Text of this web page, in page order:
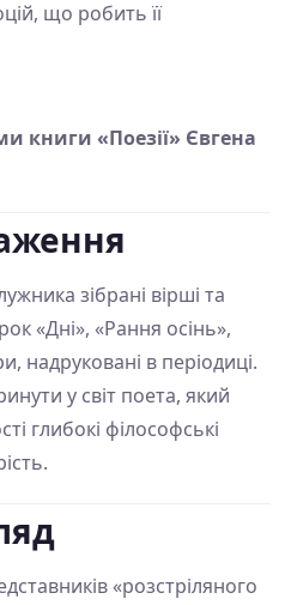
що робить її
книги «Поезії» Євгена
зібрані вірші та
«Дні», «Рання осінь»,
надруковані в періодиці.
у світ поета, який
глибокі філософські
«розстріляного